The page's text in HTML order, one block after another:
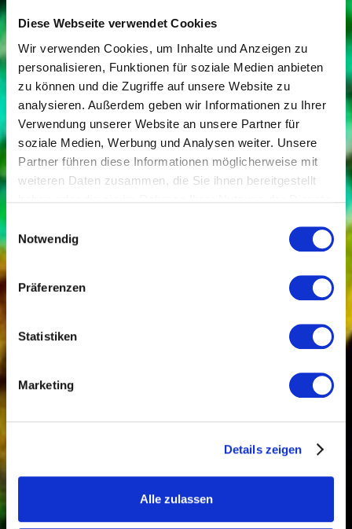
Diese Webseite verwendet Cookies
Wir verwenden Cookies, um Inhalte und Anzeigen zu
personalisieren, Funktionen für soziale Medien anbieten
zu können und die Zugriffe auf unsere Website zu
analysieren. Außerdem geben wir Informationen zu Ihrer
Verwendung unserer Website an unsere Partner für
soziale Medien, Werbung und Analysen weiter. Unsere
Partner führen diese Informationen möglicherweise mit
weiteren Daten zusammen, die Sie ihnen bereitgestellt
Einwilligungsauswahl
Notwendig
Präferenzen
Statistiken
Marketing
Details zeigen
Alle zulassen